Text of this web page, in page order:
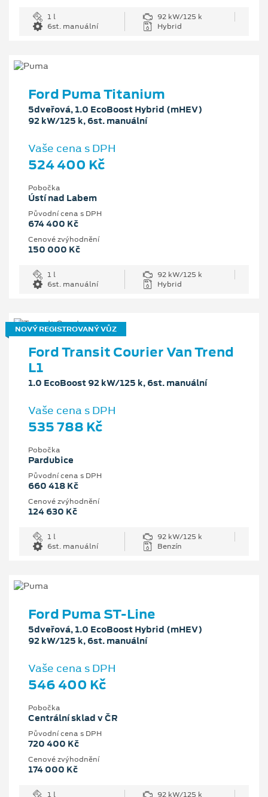
1 l
92 kW/125 k
6st. manuální
Hybrid
Ford Puma Titanium
5dveřová, 1.0 EcoBoost Hybrid (mHEV)
92 kW/125 k, 6st. manuální
Vaše cena s DPH
524 400 Kč
Pobočka
Ústí nad Labem
Původní cena s DPH
674 400 Kč
Cenové zvýhodnění
150 000 Kč
1 l
92 kW/125 k
6st. manuální
Hybrid
NOVÝ REGISTROVANÝ VŮZ
Ford Transit Courier Van Trend
L1
1.0 EcoBoost 92 kW/125 k, 6st. manuální
Vaše cena s DPH
535 788 Kč
Pobočka
Pardubice
Původní cena s DPH
660 418 Kč
Cenové zvýhodnění
124 630 Kč
1 l
92 kW/125 k
6st. manuální
Benzín
Ford Puma ST-Line
5dveřová, 1.0 EcoBoost Hybrid (mHEV)
92 kW/125 k, 6st. manuální
Vaše cena s DPH
546 400 Kč
Pobočka
Centrální sklad v ČR
Původní cena s DPH
720 400 Kč
Cenové zvýhodnění
174 000 Kč
1 l
92 kW/125 k